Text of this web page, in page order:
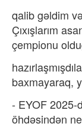
qalib gəldim
Çıxışlarım
çempionu
baxmayaraq,
- EYOF 2025-
öhdəsindən